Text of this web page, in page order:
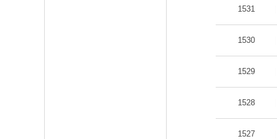
1531
1530
1529
1528
1527